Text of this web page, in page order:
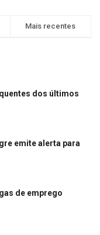
Mais recentes
dos últimos
emite alerta para
de emprego